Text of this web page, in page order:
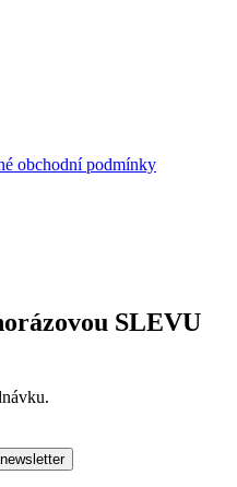
obchodní podmínky
SLEVU